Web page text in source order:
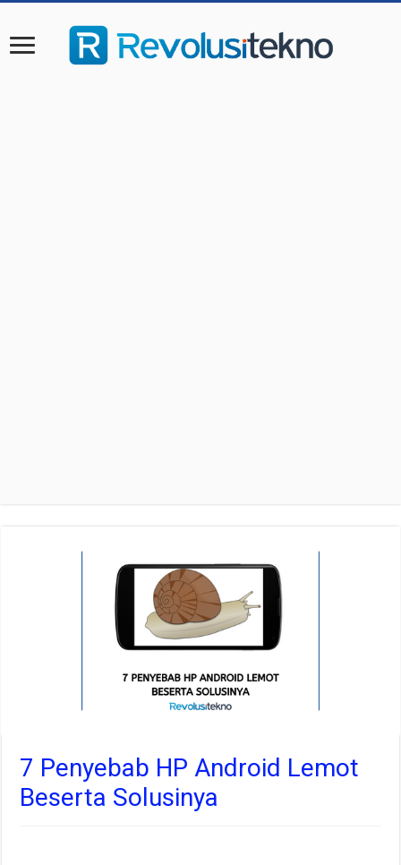
7 Penyebab HP Android Lemot
Beserta Solusinya